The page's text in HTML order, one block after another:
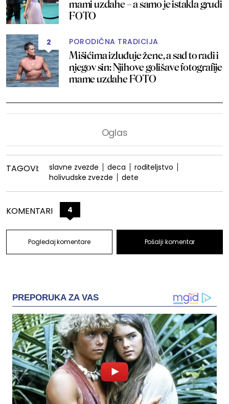
mami uzdahe – a samo je istakla grudi
FOTO
2 PORODIČNA TRADICIJA
Mišićima izluđuje žene, a sad to radi i
njegov sin: Njihove golišave fotografije
mame uzdahe FOTO
TAGOVI: slavne zvezde deca
roditeljstvo
holivudske zvezde
dete
KOMENTARI 4
Pogledaj komentare Pošalji komentar
PREPORUKA ZA VAS